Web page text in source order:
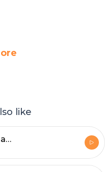
like
Un podcast sobre marketing